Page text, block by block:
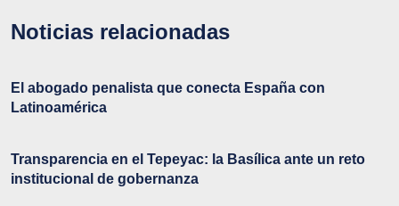
Noticias relacionadas
El abogado penalista que conecta España con
Latinoamérica
Transparencia en el Tepeyac: la Basílica ante un reto
institucional de gobernanza